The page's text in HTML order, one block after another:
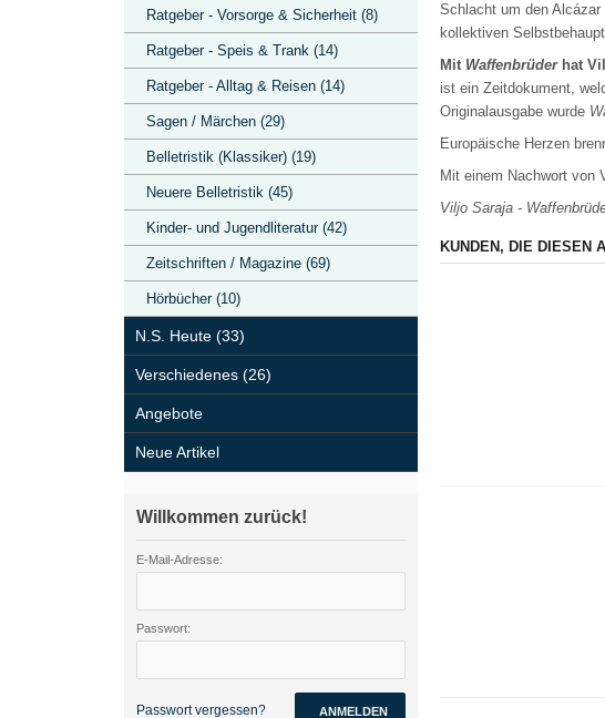
Schlacht um den
kollektiven
Mit Waffenbrüderhat
ist ein Zeitdokument,
Originalausgabe wurde
Europäische Herzen
Mit einem Nachwort von
Viljo Saraja -
KUNDEN, DIE DIESEN
Ratgeber - Vorsorge & Sicherheit (8)
Ratgeber - Speis & Trank (14)
Ratgeber - Alltag & Reisen (14)
Sagen / Märchen (29)
Belletristik (Klassiker) (19)
Neuere Belletristik (45)
Kinder- und Jugendliteratur (42)
Zeitschriften / Magazine (69)
Hörbücher (10)
N.S. Heute (33)
Verschiedenes (26)
Angebote
Neue Artikel
Willkommen zurück!
E-Mail-Adresse:
Passwort:
Passwort vergessen? ANMELDEN